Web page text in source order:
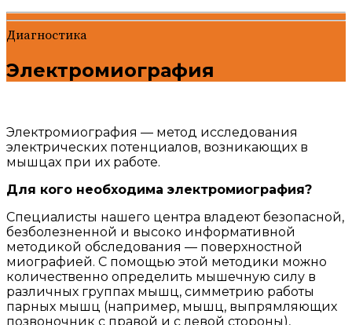
Диагностика
Электромиография
Электромиография — метод исследования
электрических потенциалов, возникающих в
мышцах при их работе.
Для кого необходима электромиография?
Специалисты нашего центра владеют безопасной,
безболезненной и высоко информативной
методикой обследования — поверхностной
миографией. С помощью этой методики можно
количественно определить мышечную силу в
различных группах мышц, симметрию работы
парных мышц (например, мышц, выпрямляющих
позвоночник с правой и с левой стороны),